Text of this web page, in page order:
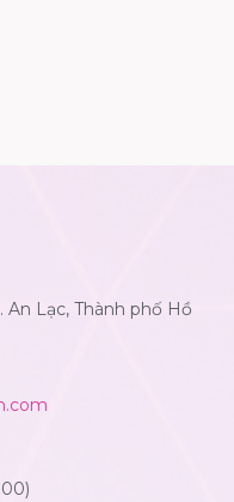
An Lạc, Thành phố Hồ